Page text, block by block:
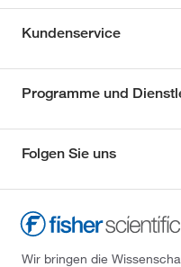
Kundenservice
Programme und
Folgen Sie uns
Wir bringen die